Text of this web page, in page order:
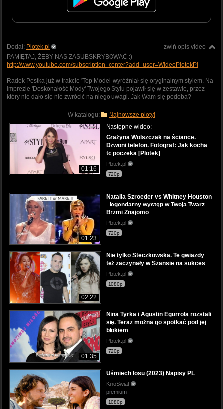
zwiń opis video
Dodał: Plotek.pl
PAMIĘTAJ, ŻEBY NAS ZASUBSKRYBOWAĆ :)
http://www.youtube.com/subscription_center?add_user=WideoPlotekPl
Radek Pestka już w trakcie 'Top Model' wyróżniał się oryginalnym stylem. Na
imprezie 'Doskonałość Mody' Twojego Stylu pojawił się w zestawie, przez
który nie dało się nie zwrócić na niego uwagi. Jak Wam się podoba?
W katalogu: Najnowsze ploty!
01:16
Następne wideo:
Grażyna Wolszczak na ściance.
Dzwoni telefon. Fotograf: Jak kocha
to poczeka [Plotek]
Plotek.pl
720p
01:23
Natalia Szroeder vs Whitney Houston
- legendarny występ w Twoja Twarz
Brzmi Znajomo
Plotek.pl
720p
02:22
Nie tylko Steczkowska. Te gwiazdy
też zaczynały w Szansie na sukces
Plotek.pl
1080p
01:35
Nina Tyrka i Agustin Egurrola rozstali
się. Teraz można go spotkać pod jej
blokiem
Plotek.pl
720p
Uśmiech losu (2023) Napisy PL
KinoSwiat
premium
1080p